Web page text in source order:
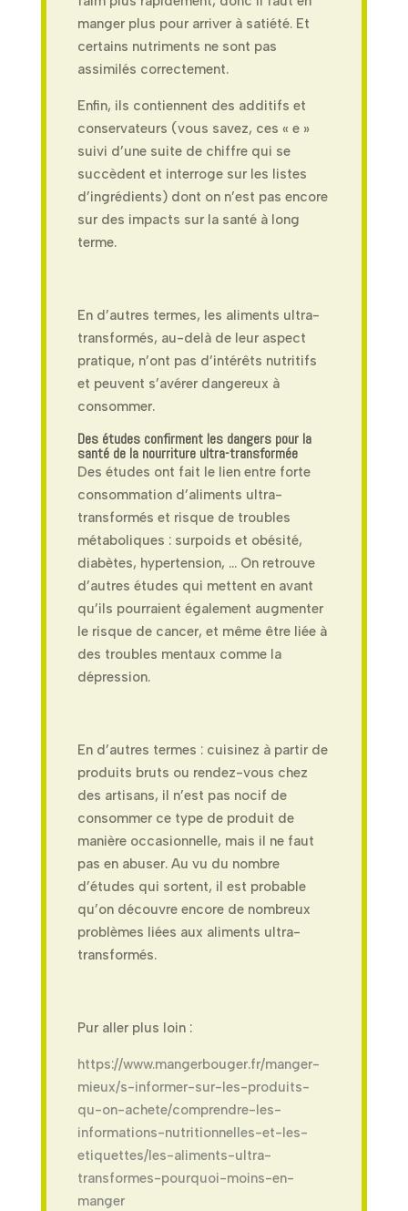
manger plus pour arriver à satiété. Et
certains nutriments ne sont pas
assimilés correctement.
Enfin, ils contiennent des additifs et
conservateurs (vous savez, ces « e »
suivi d’une suite de chiffre qui se
succèdent et interroge sur les listes
d’ingrédients) dont on n’est pas encore
sur des impacts sur la santé à long
terme.
En d’autres termes, les aliments ultra-
transformés, au-delà de leur aspect
pratique, n’ont pas d’intérêts nutritifs
et peuvent s’avérer dangereux à
consommer.
Des études confirment les dangers pour la
santé de la nourriture ultra-transformée
Des études ont fait le lien entre forte
consommation d’aliments ultra-
transformés et risque de troubles
métaboliques : surpoids et obésité,
diabètes, hypertension, … On retrouve
d’autres études qui mettent en avant
qu’ils pourraient également augmenter
le risque de cancer, et même être liée à
des troubles mentaux comme la
dépression.
En d’autres termes : cuisinez à partir de
produits bruts ou rendez-vous chez
des artisans, il n’est pas nocif de
consommer ce type de produit de
manière occasionnelle, mais il ne faut
pas en abuser. Au vu du nombre
d’études qui sortent, il est probable
qu’on découvre encore de nombreux
problèmes liées aux aliments ultra-
transformés.
Pur aller plus loin :
https://www.mangerbouger.fr/manger-
mieux/s-informer-sur-les-produits-
qu-on-achete/comprendre-les-
informations-nutritionnelles-et-les-
etiquettes/les-aliments-ultra-
transformes-pourquoi-moins-en-
manger